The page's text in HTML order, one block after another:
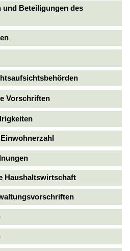
und Beteiligungen des
Vorschriften
Haushaltswirtschaft